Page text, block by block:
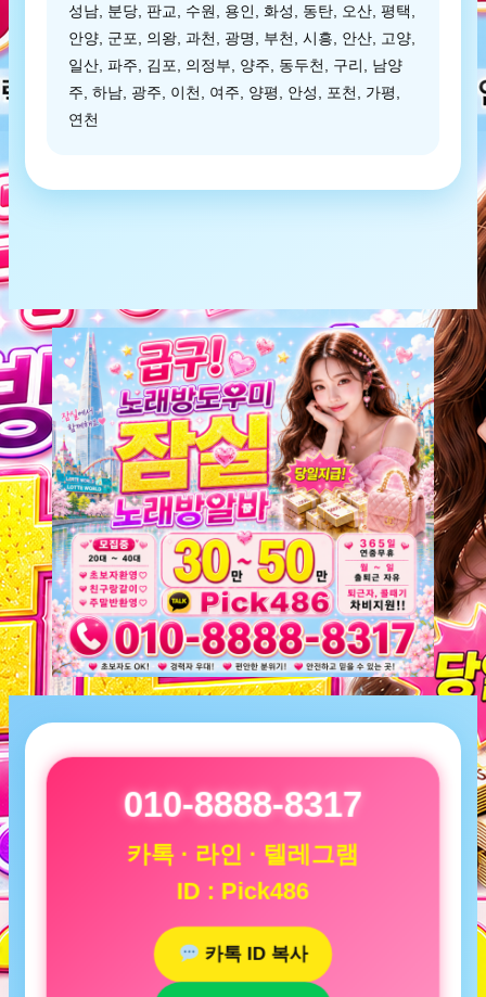
성남, 분당, 판교, 수원, 용인, 화성, 동탄, 오산, 평택,
안양, 군포, 의왕, 과천, 광명, 부천, 시흥, 안산, 고양,
일산, 파주, 김포, 의정부, 양주, 동두천, 구리, 남양
주, 하남, 광주, 이천, 여주, 양평, 안성, 포천, 가평,
연천
010-8888-8317
카톡 · 라인 · 텔레그램
ID : Pick486
카톡 ID 복사